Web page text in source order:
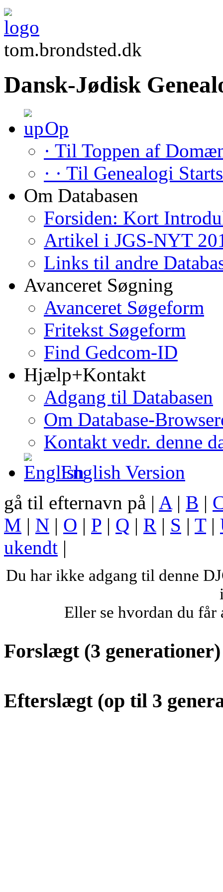
tom.brondsted.dk
Dansk-Jødisk
Op
· Til Toppen af
· · Til Genealogi
Om Databasen
Forsiden: Kort
Artikel i JGS-NYT
Links til andre
Avanceret Søgning
Avanceret Søgeform
Fritekst Søgeform
Find Gedcom-ID
Hjælp+Kontakt
Adgang til Databasen
Om Database-
Kontakt vedr. denne
English Version
gå til efternavn på | A| B |
M | N | O | P | Q | R | S | T|
ukendt |
Du har ikke adgang til denne
Eller se hvordan du får
Forslægt (3
Efterslægt (op til 3